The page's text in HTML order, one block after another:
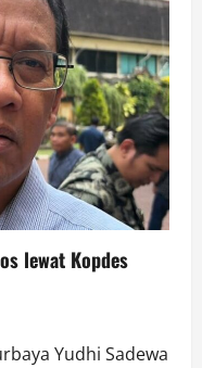
lewat Kopdes
Yudhi Sadewa